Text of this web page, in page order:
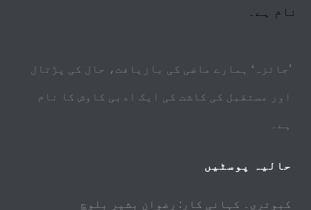
’جائزہ‘ ہمارے ماضی کی بازیافت، حال کی پڑتال
اور مستقبل کی کاشت کی ایک ادبی کاوش کا نام
ہے۔
حالیہ پوسٹیں
کبوتری۔ کہانی کار: رضوان بشیر بلوچ